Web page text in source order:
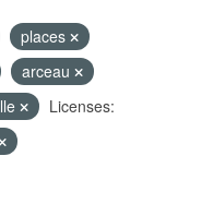
places
arceau
Licenses: